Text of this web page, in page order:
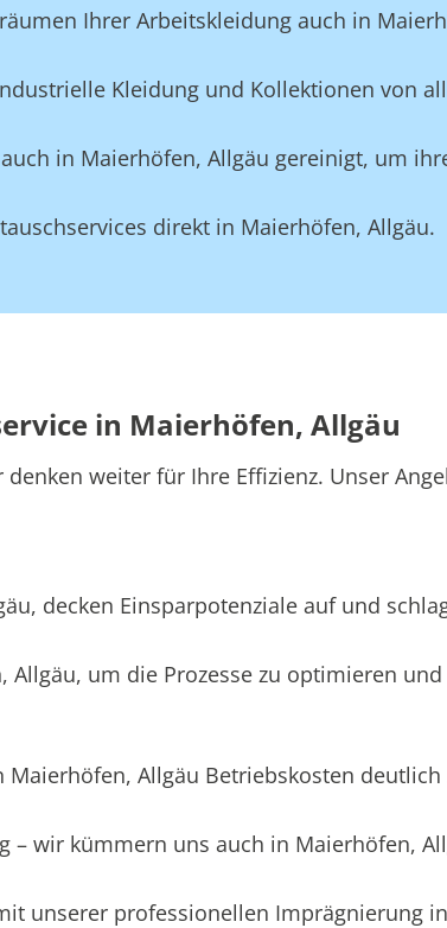
Ihrer Arbeitskleidung auch in
Kleidung und Kollektionen von
in Maierhöfen, Allgäu gereinigt, um
direkt in Maierhöfen, Allgäu.
in Maierhöfen, Allgäu
weiter für Ihre Effizienz. Unser
decken Einsparpotenziale auf und
um die Prozesse zu optimieren und
Allgäu Betriebskosten deutlich
– wir kümmern uns auch in Maierhöfen,
unserer professionellen Imprägnierung